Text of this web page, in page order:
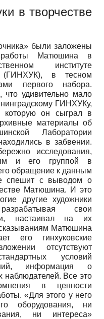
в творчестве
были заложены
Матюшина в
институте
(ГИНХУК), в тесном
первого набора.
что удивительно мало
ГИНХУКу,
которую он сыграл в
материалы об
Лаборатории
в забвении.
исследования,
и его группой в
обращение к данным
спешит с выводом о
Матюшина. И это
другие художники
свои
настаивал на их
Матюшина
его гинхуковские
отсутствуют
условий
информация о
наблюдателей. Все это
в ценности
«Для этого у него
оборудования, ни
ни интереса»